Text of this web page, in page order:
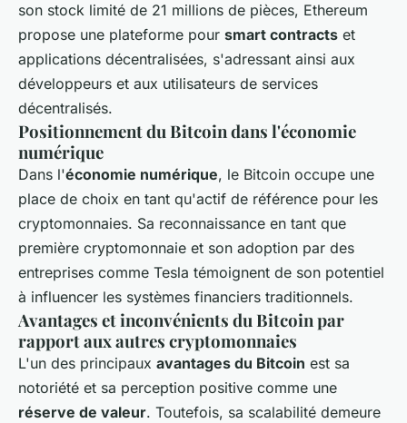
son stock limité de 21 millions de pièces, Ethereum
propose une plateforme pour smart contracts et
applications décentralisées, s'adressant ainsi aux
développeurs et aux utilisateurs de services
décentralisés.
Positionnement du Bitcoin dans l'économie
numérique
Dans l'économie numérique, le Bitcoin occupe une
place de choix en tant qu'actif de référence pour les
cryptomonnaies. Sa reconnaissance en tant que
première cryptomonnaie et son adoption par des
entreprises comme Tesla témoignent de son potentiel
à influencer les systèmes financiers traditionnels.
Avantages et inconvénients du Bitcoin par
rapport aux autres cryptomonnaies
L'un des principaux avantages du Bitcoin est sa
notoriété et sa perception positive comme une
réserve de valeur. Toutefois, sa scalabilité demeure